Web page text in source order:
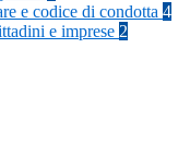
e codice di condotta 4
e imprese 2